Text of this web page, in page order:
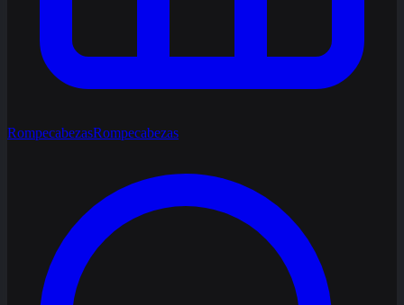
RompecabezasRompecabezas